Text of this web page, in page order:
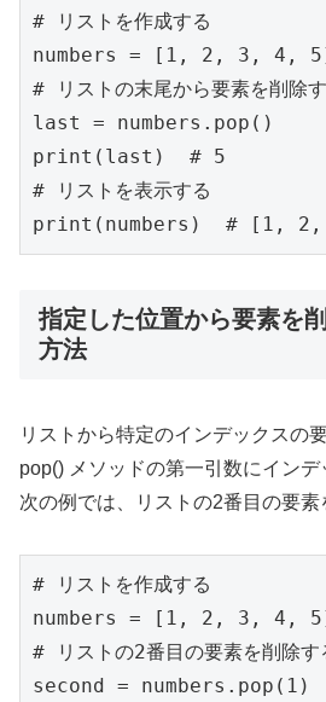
# リストを作成する
numbers = [ 1 , 2 , 3 , 4 , 5
# リストの末尾から要素を削除
print (last) # 5
# リストを表示する
print (numbers) # [1, 2,
指定した位置から要素を
方法
リストから特定のインデックスの
pop() メソッドの第一引数にインデ
次の例では、リストの2番目の要素
# リストを作成する
numbers = [ 1 , 2 , 3 , 4 , 5
# リストの2番目の要素を削除す
second = numbers.pop( 1